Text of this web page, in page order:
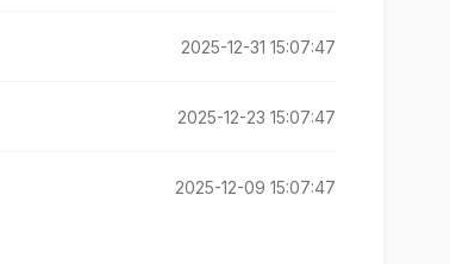
2025-12-31 15:07:47
2025-12-23 15:07:47
2025-12-09 15:07:47